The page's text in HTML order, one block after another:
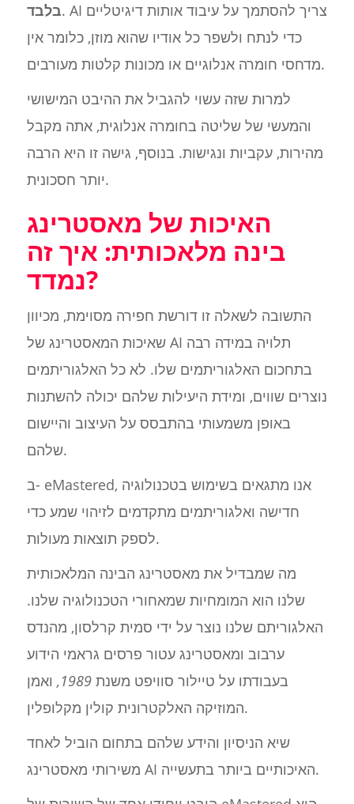
בלבד. AI צריך להסתמך על עיבוד אותות דיגיטליים
כדי לנתח ולשפר כל אודיו שהוא מוזן, כלומר אין
מדחסי חומרה אנלוגיים או מכונות קלטות מעורבים.
למרות שזה עשוי להגביל את ההיבט המישושי
והמעשי של שליטה בחומרה אנלוגית, אתה מקבל
מהירות, עקביות ונגישות. בנוסף, גישה זו היא הרבה
יותר חסכונית.
האיכות של מאסטרינג
בינה מלאכותית: איך זה
נמדד?
התשובה לשאלה זו דורשת חפירה מסוימת, מכיוון
שאיכות המאסטרינג של AI תלויה במידה רבה
בתחכום האלגוריתמים שלו. לא כל האלגוריתמים
נוצרים שווים, ומידת היעילות שלהם יכולה להשתנות
באופן משמעותי בהתבסס על העיצוב והיישום
שלהם.
ב- eMastered, אנו מתגאים בשימוש בטכנולוגיה
חדישה ואלגוריתמים מתקדמים לזיהוי שמע כדי
לספק תוצאות מעולות.
מה שמבדיל את מאסטרינג הבינה המלאכותית
שלנו הוא המומחיות שמאחורי הטכנולוגיה שלנו.
האלגוריתם שלנו נוצר על ידי סמית קרלסון, מהנדס
ערבוב ומאסטרינג עטור פרסים גראמי הידוע
בעבודתו על טיילור סוויפט משנת1989, ואמן
המוזיקה האלקטרונית קולין מקלופלין.
שיא הניסיון והידע שלהם בתחום הוביל לאחד
משירותי מאסטרינג AI האיכותיים ביותר בתעשייה.